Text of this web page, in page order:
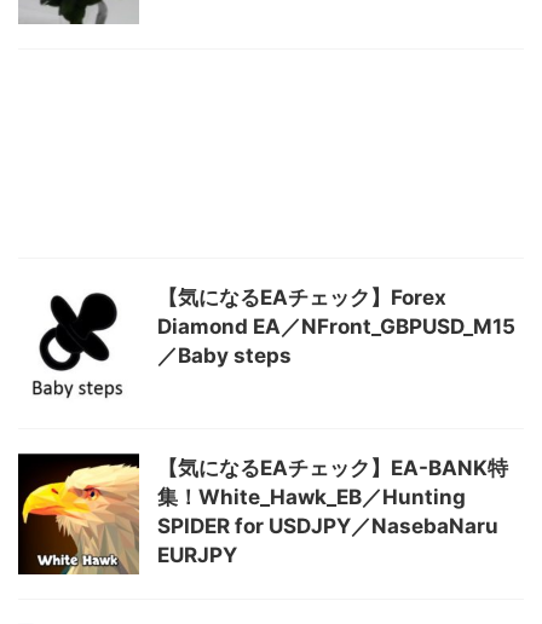
【気になるEAチェック】Forex
Diamond EA／NFront_GBPUSD_M15
／Baby steps
【気になるEAチェック】EA-BANK特
集！White_Hawk_EB／Hunting
SPIDER for USDJPY／NasebaNaru
EURJPY